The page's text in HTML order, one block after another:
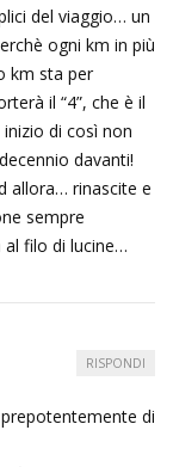
del viaggio… un
ogni km in più
km sta per
il “4”, che è il
di così non
davanti!
allora… rinascite e
sempre
al filo di lucine…
di
RISPONDI